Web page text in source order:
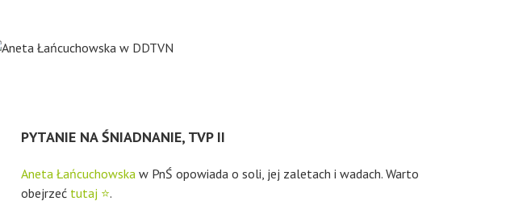
PYTANIE NA ŚNIADNANIE, TVP II
Aneta Łańcuchowska w PnŚ opowiada o soli, jej zaletach i wadach. Warto
obejrzeć tutaj ⭐.